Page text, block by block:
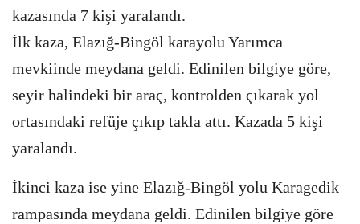
kazasında 7 kişi yaralandı.
İlk kaza, Elazığ-Bingöl karayolu Yarımca
mevkiinde meydana geldi. Edinilen bilgiye göre,
seyir halindeki bir araç, kontrolden çıkarak yol
ortasındaki refüje çıkıp takla attı. Kazada 5 kişi
yaralandı.
İkinci kaza ise yine Elazığ-Bingöl yolu Karagedik
rampasında meydana geldi. Edinilen bilgiye göre